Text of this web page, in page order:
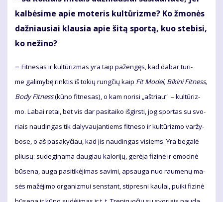
kal­bė­si­me apie mo­te­ris kul­tū­riz­me? Ko žmo­nės
daž­niau­siai klau­sia apie ši­tą spor­tą, kuo ste­bi­si,
ko ne­ži­no?
– Fit­ne­sas ir kul­tū­riz­mas yra taip pa­žen­gęs, kad da­bar tu­ri­
me ga­li­my­bę rink­tis iš to­kių rung­čių kaip Fit Mo­del, Bi­ki­ni Fit­ness,
Bo­dy Fit­ness(kū­no fit­ne­sas), o kam no­ri­si „ašt­riau“ – kul­tū­riz­
mo. La­bai re­tai, bet vis dar pa­si­tai­ko iš­girs­ti, jog spor­tas su svo­
riais nau­din­gas tik da­ly­vau­jan­tiems fit­ne­so ir kul­tū­riz­mo var­žy­
bo­se, o aš pa­sa­ky­čiau, kad jis nau­din­gas vi­siems. Yra be­ga­lė
pliu­sų: su­de­gi­na­ma dau­giau ka­lo­ri­jų, ge­rė­ja fi­zi­nė ir emo­ci­nė
bū­se­na, au­ga pa­si­ti­kė­ji­mas sa­vi­mi, ap­sau­ga nuo rau­me­nų ma­
sės ma­žė­ji­mo or­ga­niz­mui sens­tant, stip­res­ni kau­lai, pui­ki fi­zi­nė